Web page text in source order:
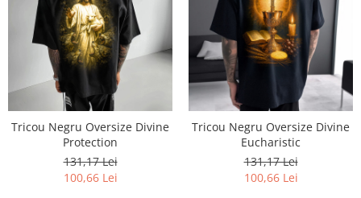
Tricou Negru Oversize Divine
Protection
131,17 Lei
100,66 Lei
Tricou Negru Oversize Divine
Eucharistic
131,17 Lei
100,66 Lei